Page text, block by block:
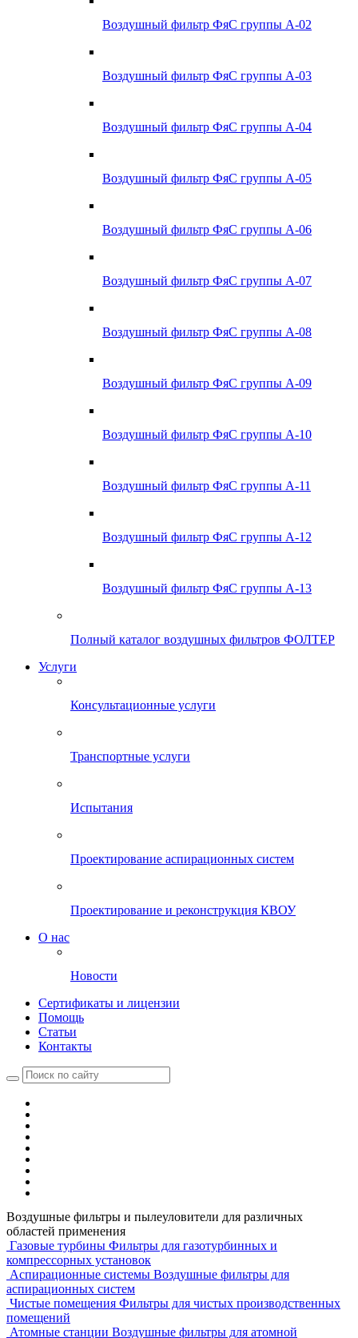
Воздушный фильтр ФяС группы А-02
Воздушный фильтр ФяС группы А-03
Воздушный фильтр ФяС группы А-04
Воздушный фильтр ФяС группы А-05
Воздушный фильтр ФяС группы А-06
Воздушный фильтр ФяС группы А-07
Воздушный фильтр ФяС группы А-08
Воздушный фильтр ФяС группы А-09
Воздушный фильтр ФяС группы А-10
Воздушный фильтр ФяС группы А-11
Воздушный фильтр ФяС группы А-12
Воздушный фильтр ФяС группы А-13
Полный каталог воздушных фильтров ФОЛТЕР
Услуги
Консультационные услуги
Транспортные услуги
Испытания
Проектирование аспирационных систем
Проектирование и реконструкция КВОУ
О нас
Новости
Сертификаты и лицензии
Помощь
Статьи
Контакты
Воздушные фильтры и пылеуловители для различных
областей применения
Газовые турбины Фильтры для газотурбинных и
компрессорных установок
Аспирационные системы Воздушные фильтры для
аспирационных систем
Чистые помещения Фильтры для чистых производственных
помещений
Атомные станции Воздушные фильтры для атомной